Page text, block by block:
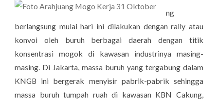
ng
berlangsung mulai hari ini dilakukan dengan rally atau
konvoi oleh buruh berbagai daerah dengan titik
konsentrasi mogok di kawasan industrinya masing-
masing. Di Jakarta, massa buruh yang tergabung dalam
KNGB ini bergerak menyisir pabrik-pabrik sehingga
massa buruh tumpah ruah di kawasan KBN Cakung,